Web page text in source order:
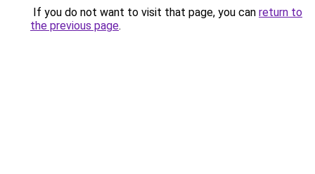
If you do not want to visit that page, you can return to
the previous page.